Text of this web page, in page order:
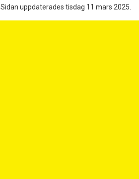
Sidan uppdaterades tisdag 11 mars 2025.